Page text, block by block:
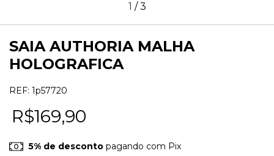
1 /3
SAIA AUTHORIA MALHA
HOLOGRAFICA
REF: 1p57720
R$169,90
5% de desconto pagando com Pix